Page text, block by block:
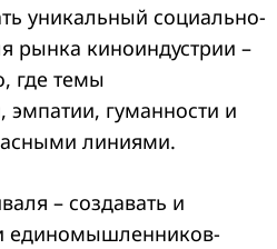
уникальный социально-
рынка киноиндустрии –
где темы
эмпатии, гуманности и
линиями.
– создавать и
единомышленников-